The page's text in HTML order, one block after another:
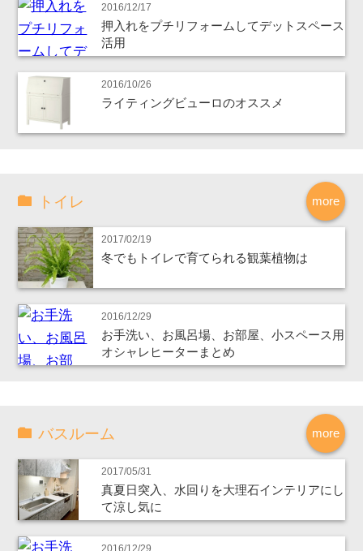
2016/12/17
押入れをプチリフォームしてデットスペース
活用
2016/10/26
ライティングビューロのオススメ
more
トイレ
2017/02/19
冬でもトイレで育てられる観葉植物は
2016/12/29
お手洗い、お風呂場、お部屋、小スペース用
オシャレヒーターまとめ
more
バスルーム
2017/05/31
真夏日突入、水回りを大理石インテリアにし
て涼し気に
2016/12/29